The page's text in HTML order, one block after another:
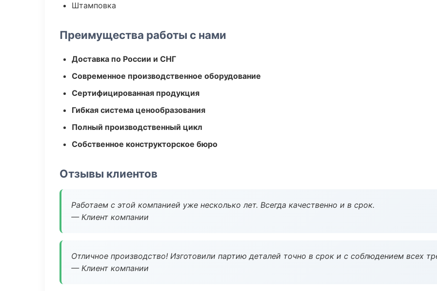
Штамповка
Преимущества работы с нами
Доставка по России и СНГ
Современное производственное оборудование
Сертифицированная продукция
Гибкая система ценообразования
Полный производственный цикл
Собственное конструкторское бюро
Отзывы клиентов
Работаем с этой компанией уже несколько лет. Всегда качественно и в срок.
— Клиент компании
Отличное производство! Изготовили партию деталей точно в срок и с соблюдением всех
— Клиент компании